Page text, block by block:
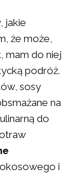
jakie
że może,
mam do niej
podróż.
sosy
na
do
i